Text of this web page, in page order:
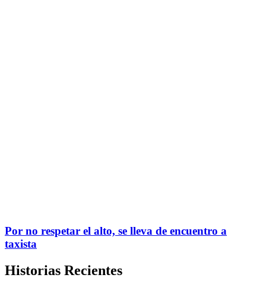
Por no respetar el alto, se lleva de encuentro a
taxista
Historias Recientes